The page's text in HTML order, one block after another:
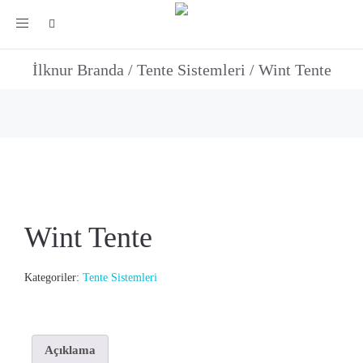
Toggle
İlknur Branda / Tente Sistemleri / Wint Tente
Wint Tente
Kategoriler: Tente Sistemleri
Açıklama